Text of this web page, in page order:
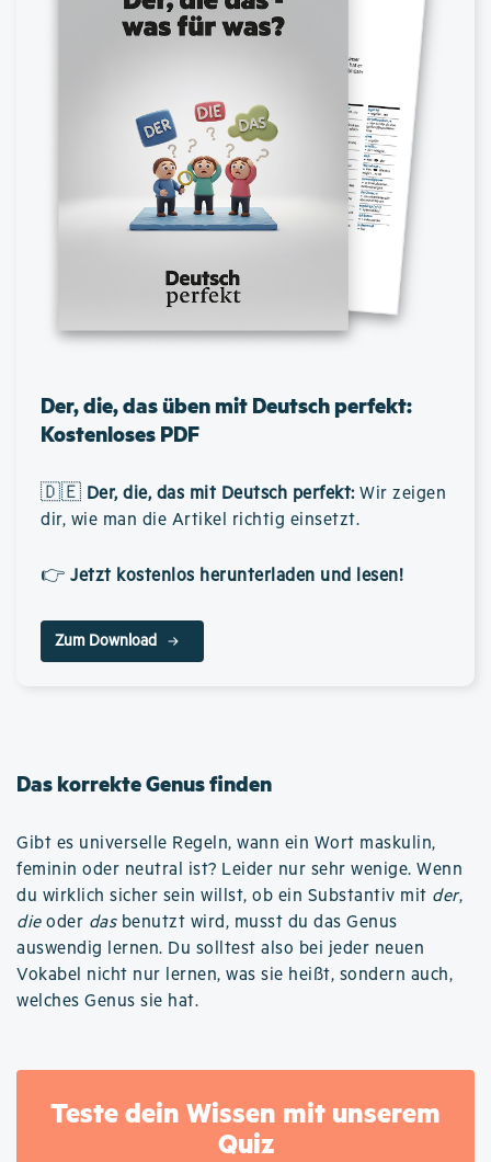
Der, die, das üben mit Deutsch perfekt:
Kostenloses PDF
🇩🇪 Der, die, das mit Deutsch perfekt: Wir zeigen
dir, wie man die Artikel richtig einsetzt.
👉 Jetzt kostenlos herunterladen und lesen!
Zum Download
Das korrekte Genus finden
Gibt es universelle Regeln, wann ein Wort maskulin,
feminin oder neutral ist? Leider nur sehr wenige. Wenn
du wirklich sicher sein willst, ob ein Substantiv mit der,
dieoder dasbenutzt wird, musst du das Genus
auswendig lernen. Du solltest also bei jeder neuen
Vokabel nicht nur lernen, was sie heißt, sondern auch,
welches Genus sie hat.
Teste dein Wissen mit unserem
Quiz